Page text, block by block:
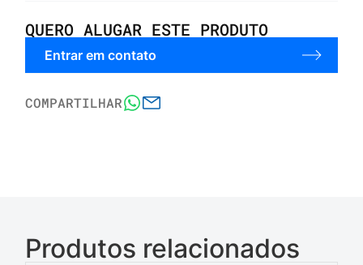
QUERO ALUGAR ESTE PRODUTO
Entrar em contato
COMPARTILHAR
Produtos relacionados